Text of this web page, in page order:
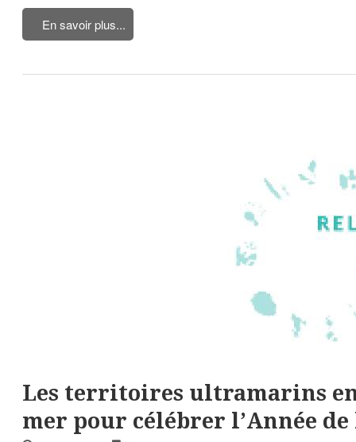
En savoir plus...
Les territoires ultramarins
mer pour célébrer l’Année